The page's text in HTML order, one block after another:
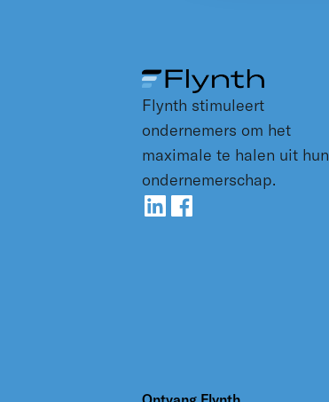
Flynth stimuleert
ondernemers om het
maximale te halen uit hun
ondernemerschap.